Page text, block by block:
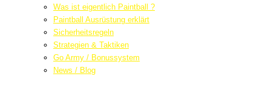
Was ist eigentlich Paintball ?
Paintball Ausrüstung erklärt
Sicherheitsregeln
Strategien & Taktiken
Go Army / Bonussystem
News / Blog